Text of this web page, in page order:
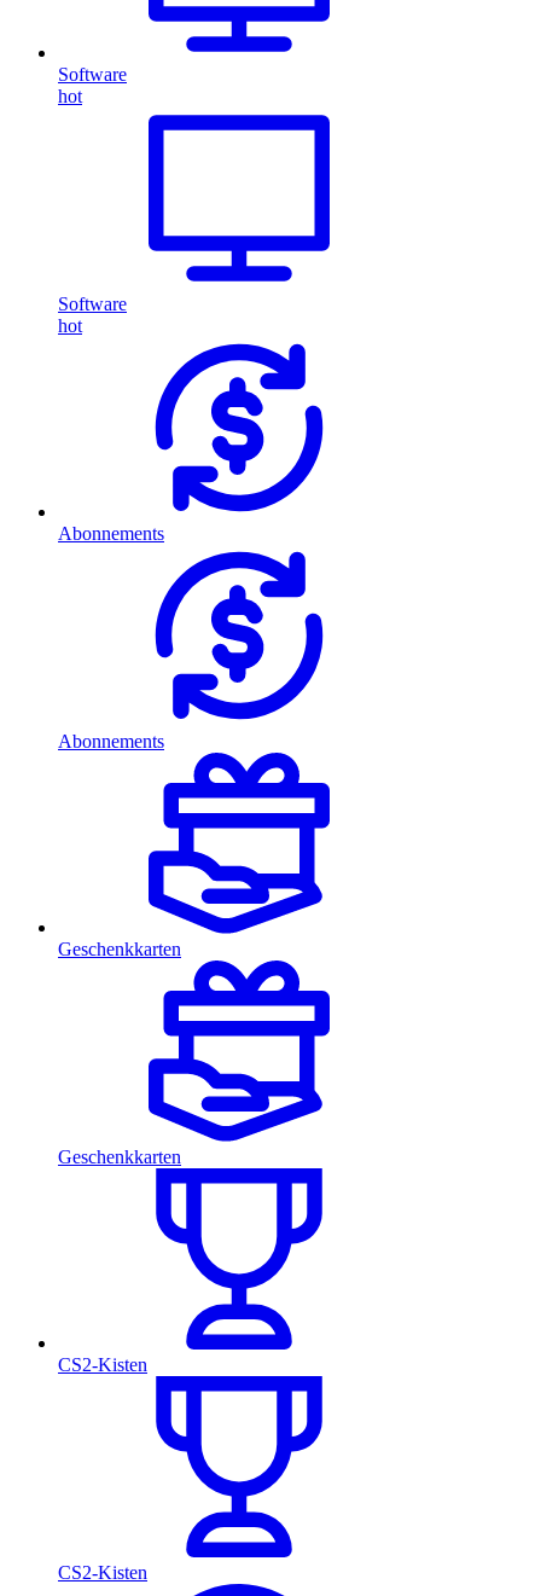
Software
hot
Software
hot
Abonnements
Abonnements
Geschenkkarten
Geschenkkarten
CS2-Kisten
CS2-Kisten